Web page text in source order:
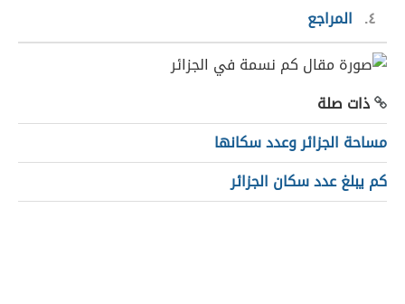
٤
المراجع
ذات صلة
مساحة الجزائر وعدد سكانها
كم يبلغ عدد سكان الجزائر